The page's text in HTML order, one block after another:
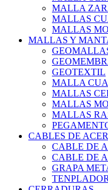
MALLA
MALLAS
MALLAS
MALLAS Y
GEOTEXTIL
MALLA
MALLAS
MALLAS
MALLAS
CABLES DE
CABLE DE
CABLE DE
GRAPA